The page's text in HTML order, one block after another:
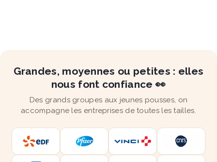
Grandes, moyennes ou petites : elles
nous font confiance 👀
Des grands groupes aux jeunes pousses, on
accompagne les entreprises de toutes les tailles.